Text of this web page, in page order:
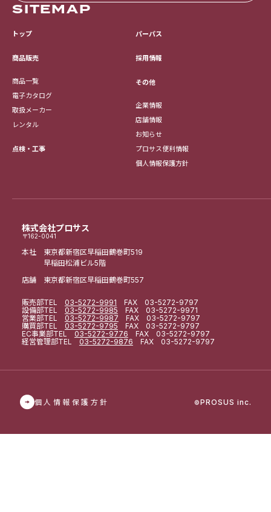
株式会社プロサス
〒162-0041
本社 東京都新宿区早稲田鶴巻町519
早稲田松浦ビル5階
店舗 東京都新宿区早稲田鶴巻町557
販売部TEL 03-5272-9991 FAX 03-5272-9797
設備部TEL 03-5272-9985 FAX 03-5272-9971
営業部TEL 03-5272-9987 FAX 03-5272-9797
購買部TEL 03-5272-9795 FAX 03-5272-9797
EC事業部TEL 03-5272-9776 FAX 03-5272-9797
経営管理部TEL 03-5272-9876 FAX 03-5272-9797
SITEMAP
トップ
商品販売
商品一覧
電子カタログ
取扱メーカー
レンタル
点検・工事
パーパス
採用情報
その他
企業情報
店舗情報
お知らせ
プロサス便利情報
個人情報保護方針
個人情報保護方針 ©PROSUS inc.